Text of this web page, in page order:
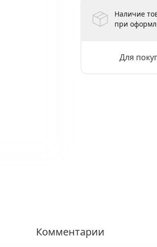
Наличие
при
Для
Комментарии